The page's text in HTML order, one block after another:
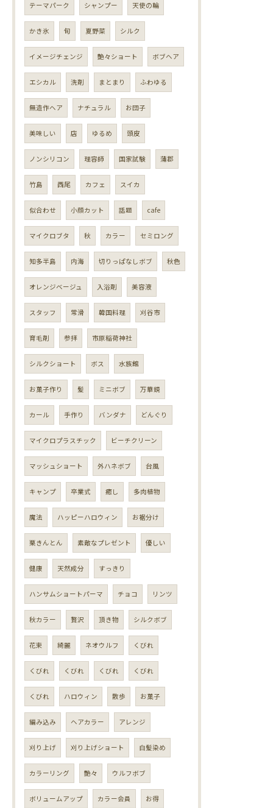
テーマパーク シャンプー 天使の輪
かき氷 旬 夏野菜 シルク
イメージチェンジ 艶々ショート ボブヘア
エシカル 洗剤 まとまり ふわゆる
無造作ヘア ナチュラル お団子
美味しい 店 ゆるめ 頭皮
ノンシリコン 理容師 国家試験 蒲郡
竹島 西尾 カフェ スイカ
似合わせ 小顔カット 話題 cafe
マイクロブタ 秋 カラー セミロング
知多半島 内海 切りっぱなしボブ 秋色
オレンジベージュ 入浴剤 美容液
スタッフ 常滑 韓国料理 刈谷市
育毛剤 参拝 市原稲荷神社
シルクショート ボス 水族館
お菓子作り 髪 ミニボブ 万華鏡
カール 手作り バンダナ どんぐり
マイクロプラスチック ビーチクリーン
マッシュショート 外ハネボブ 台風
キャンプ 卒業式 癒し 多肉植物
魔法 ハッピーハロウィン お裾分け
栗きんとん 素敵なプレゼント 優しい
健康 天然成分 すっきり
ハンサムショートパーマ チョコ リンツ
秋カラー 贅沢 頂き物 シルクボブ
花束 綺麗 ネオウルフ くびれ
くびれ くびれ くびれ くびれ
くびれ ハロウィン 散歩 お菓子
編み込み ヘアカラー アレンジ
刈り上げ 刈り上げショート 白髪染め
カラーリング 艶々 ウルフボブ
ボリュームアップ カラー会員 お得